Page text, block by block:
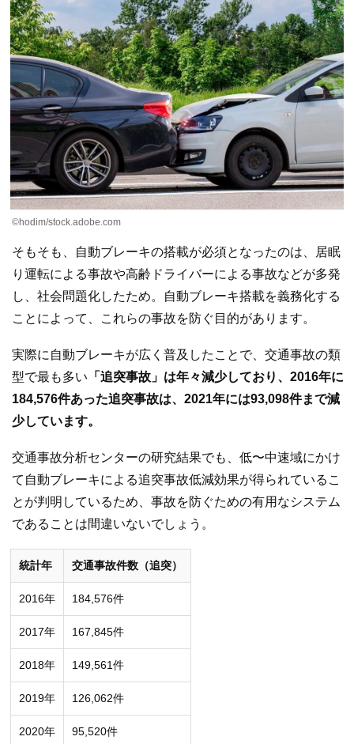
©︎hodim/stock.adobe.com
そもそも、自動ブレーキの搭載が必須となったのは、居眠
り運転による事故や高齢ドライバーによる事故などが多発
し、社会問題化したため。自動ブレーキ搭載を義務化する
ことによって、これらの事故を防ぐ目的があります。
実際に自動ブレーキが広く普及したことで、交通事故の類
型で最も多い 「追突事故」は年々減少しており、2016年に
184,576件あった追突事故は、2021年には93,098件まで減
少しています。
交通事故分析センターの研究結果でも、低〜中速域にかけ
て自動ブレーキによる追突事故低減効果が得られているこ
とが判明しているため、事故を防ぐための有用なシステム
であることは間違いないでしょう。
統計年 交通事故件数（追突）
2016年 184,576件
2017年 167,845件
2018年 149,561件
2019年 126,062件
2020年 95,520件